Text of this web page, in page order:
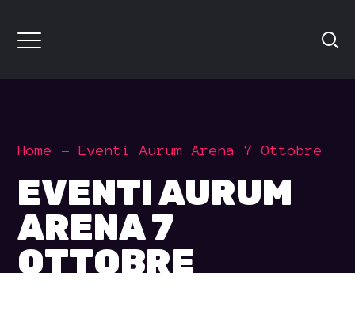
Home Eventi Aurum Arena 7 Ottobre
EVENTI AURUM
ARENA 7
OTTOBRE